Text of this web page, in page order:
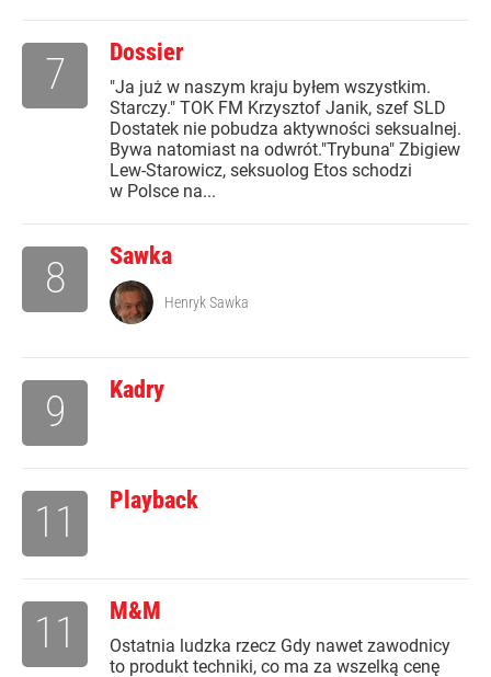
Dossier
"Ja już w naszym kraju byłem wszystkim.
Starczy." TOK FM Krzysztof Janik, szef SLD
Dostatek nie pobudza aktywności seksualnej.
Bywa natomiast na odwrót."Trybuna" Zbigiew
Lew-Starowicz, seksuolog Etos schodzi
w Polsce na...
7
Sawka
8 Henryk Sawka
Kadry
9
Playback
11
M&M
Ostatnia ludzka rzecz Gdy nawet zawodnicy
to produkt techniki, co ma za wszelką cenę
11